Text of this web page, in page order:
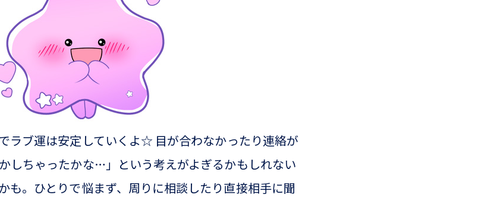
ラブ運は安定していくよ☆ 目が合わなかったり連絡が
しちゃったかな…」という考えがよぎるかもしれない
も。ひとりで悩まず、周りに相談したり直接相手に聞